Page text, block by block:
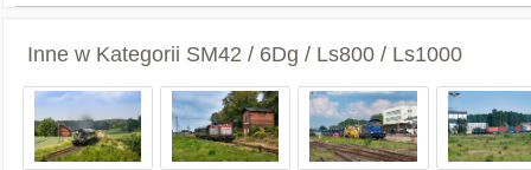
Inne w Kategorii SM42 / 6Dg / Ls800 / Ls1000